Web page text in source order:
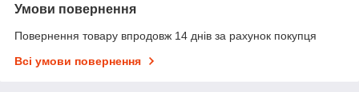
Умови повернення
Повернення товару впродовж 14 днів за рахунок покупця
Всі умови повернення